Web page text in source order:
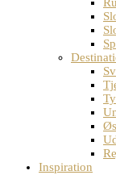
Inspiration